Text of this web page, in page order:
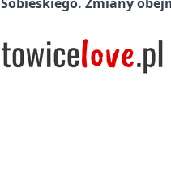
Sobieskiego. Zmiany